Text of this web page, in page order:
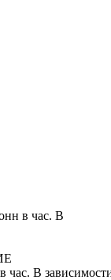
в час. В
В